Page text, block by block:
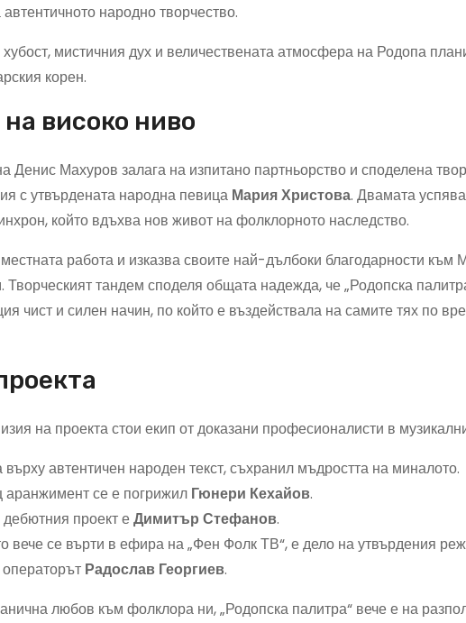
народно творчество.
мистичния дух и величествената атмосфера на Родопа
корен.
високо ниво
Денис Махуров залага на изпитано партньорство и споделена
с утвърдената народна певица Мария Христова. Двамата
който вдъхва нов живот на фолклорното наследство.
работа и изказва своите най-дълбоки благодарности към
тандем споделя общата надежда, че „Родопска
чист и силен начин, по който е въздействала на самите тях по
на проекта стои екип от доказани професионалисти в
автентичен народен текст, съхранил мъдростта на миналото.
се е погрижил Гюнери Кехайов.
проект еДимитър Стефанов.
вече се върти в ефира на „Фен Фолк ТВ“, е дело на утвърдения
Радослав Георгиев.
любов към фолклора ни, „Родопска палитра“ вече е на